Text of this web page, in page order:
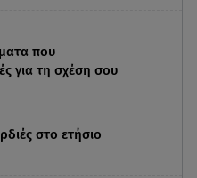
που
για τη σχέση σου
στο ετήσιο